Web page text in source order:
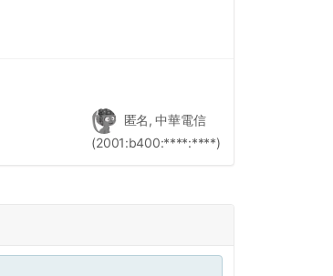
匿名, 中華電信
(2001:b400:****:****)